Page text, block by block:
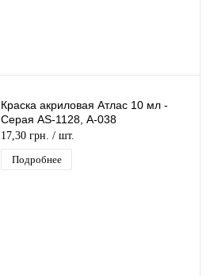
Краска акриловая Атлас 10 мл -
Серая AS-1128, А-038
17,30 грн. / шт.
Подробнее